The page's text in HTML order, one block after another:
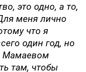
это одно, а то,
меня лично
что я
один год, но
Мамаевом
там, чтобы